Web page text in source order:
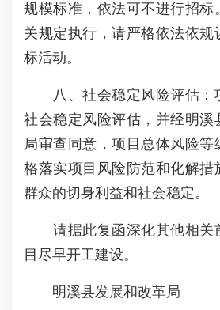
规模标准，依法可不进行招标
关规定执行，请严格依法依规
标活动。
八、社会稳定风险评估：
社会稳定风险评估，并经明溪
局审查同意，项目总体风险等
格落实项目风险防范和化解措
群众的切身利益和社会稳定。
请据此复函深化其他相关
目尽早开工建设。
明溪县发展和改革局